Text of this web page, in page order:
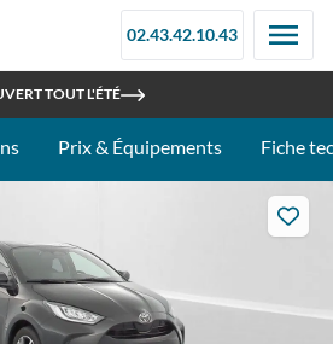
02.43.42.10.43
LA FOIRE DU MANS - STAND 097C
TOUT L'ÉTÉ
Prix & Équipements Fiche